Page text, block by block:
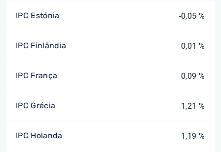
IPC Estónia -0,05 %
IPC Finlândia 0,01 %
IPC França 0,09 %
IPC Grécia 1,21 %
IPC Holanda 1,19 %